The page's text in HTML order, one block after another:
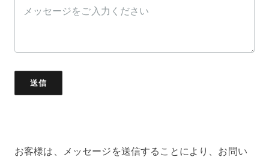
お客様は、メッセージを送信することにより、お問い